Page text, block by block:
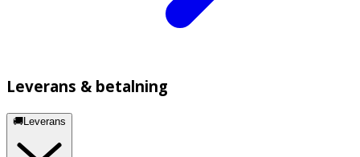
Leverans & betalning
🚚Leverans